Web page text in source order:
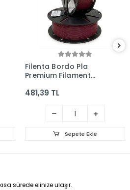
Filenta Bordo Pla
Premium Filament
481,39 TL
Sepete Ekle
sürede elinize ulaşır.